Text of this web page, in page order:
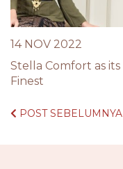
14 NOV 2022
Stella Comfort as its
Finest
POST SEBELUMNYA